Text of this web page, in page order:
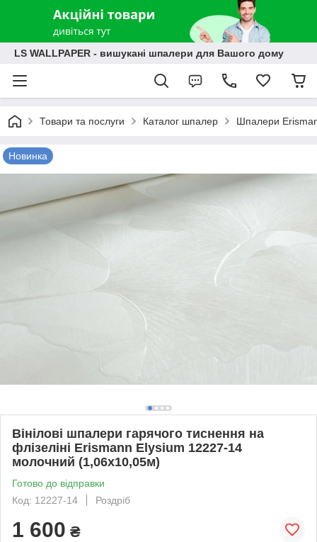
LS WALLPAPER - вишукані шпалери для Вашого дому
Товари та послуги Каталог шпалер Шпалери
Новинка
Вінілові шпалери гарячого тиснення на
флізеліні Erismann Elysium 12227-14
молочний (1,06х10,05м)
Готово до відправки
Код: 12227-14
Роздріб
1 600 ₴